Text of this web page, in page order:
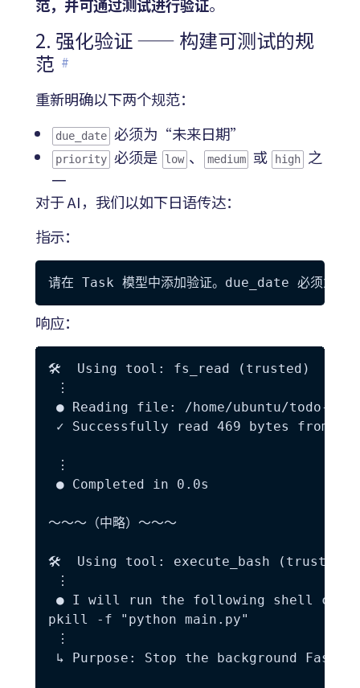
范，并可通过测试进行验证。
2. 强化验证 —— 构建可测试的规
范 #
重新明确以下两个规范：
due_date 必须为“未来日期”
priority 必须是 low 、 medium 或 high
之
一
对于 AI，我们以如下日语传达：
指示：
响应：
🛠️  Using tool: fs_read (trusted)
⋮
● Reading file: /home/ubuntu/todo-
✓ Successfully read 469 bytes from /
⋮
● Completed in 0.0s
～～～（中略）～～～
🛠️  Using tool: execute_bash (trusted)
⋮
● I will run the following shell
pkill -f "python main.py"
⋮
↳ Purpose: Stop the background